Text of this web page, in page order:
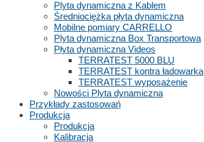
Plyta dynamiczna z Kablem
Średniociężka płyta dynamiczna
Mobilne pomiary CARRELLO
Plyta dynamiczna Box Transportowa
Płyta dynamiczna Videos
TERRATEST 5000 BLU
TERRATEST kontra ładowarka
TERRATEST wyposażenie
Nowości Plyta dynamiczna
Przykłady zastosowań
Produkcja
Produkcja
Kalibracja